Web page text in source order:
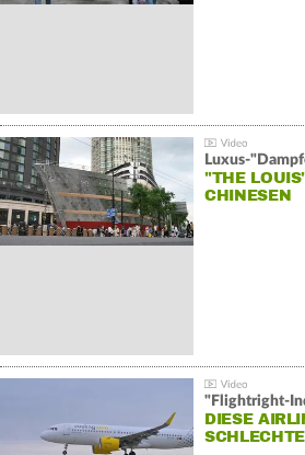
Luxus-
"THE
CHINESEN
"Flightright-
DIESE